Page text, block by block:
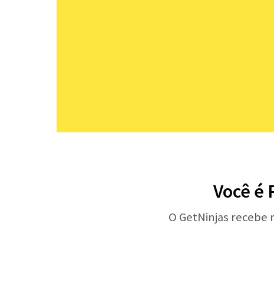
Você é
O GetNinjas recebe